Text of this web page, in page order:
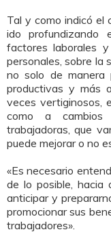
Tal y como indicó el
ido
factores laborales
personales, sobre la
no solo de manera
productivas y más
veces vertiginosos,
como a cambios
trabajadoras, que
puede mejorar o no
«Es necesario
de lo posible, hacia
anticipar y
promocionar sus
trabajadores».